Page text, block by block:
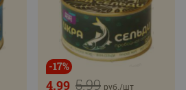
-17%
5.99
4.99 руб./шт